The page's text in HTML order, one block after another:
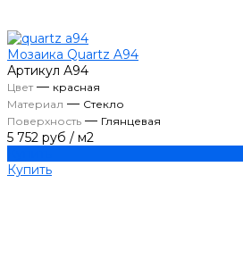
Мозаика Quartz A94
Артикул А94
Цвет— красная
Материал — Стекло
Поверхность — Глянцевая
5 752 руб / м2
Купить